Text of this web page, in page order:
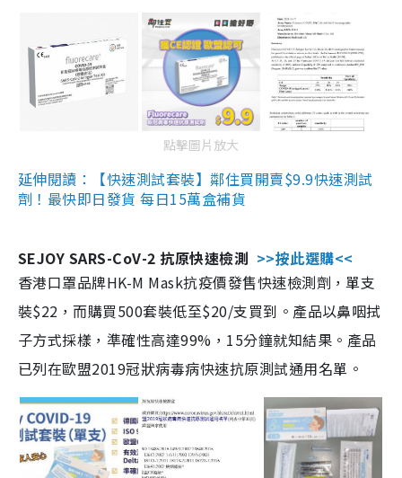
點擊圖片放大
延伸閱讀：【快速測試套裝】鄰住買開賣$9.9快速測試
劑！最快即日發貨 每日15萬盒補貨
SEJOY SARS-CoV-2 抗原快速檢測 >>按此選購<<
香港口罩品牌HK-M Mask抗疫價發售快速檢測劑，單支
裝$22，而購買500套裝低至$20/支買到。產品以鼻咽拭
子方式採樣，準確性高達99%，15分鐘就知結果。產品
已列在歐盟2019冠狀病毒病快速抗原測試通用名單。